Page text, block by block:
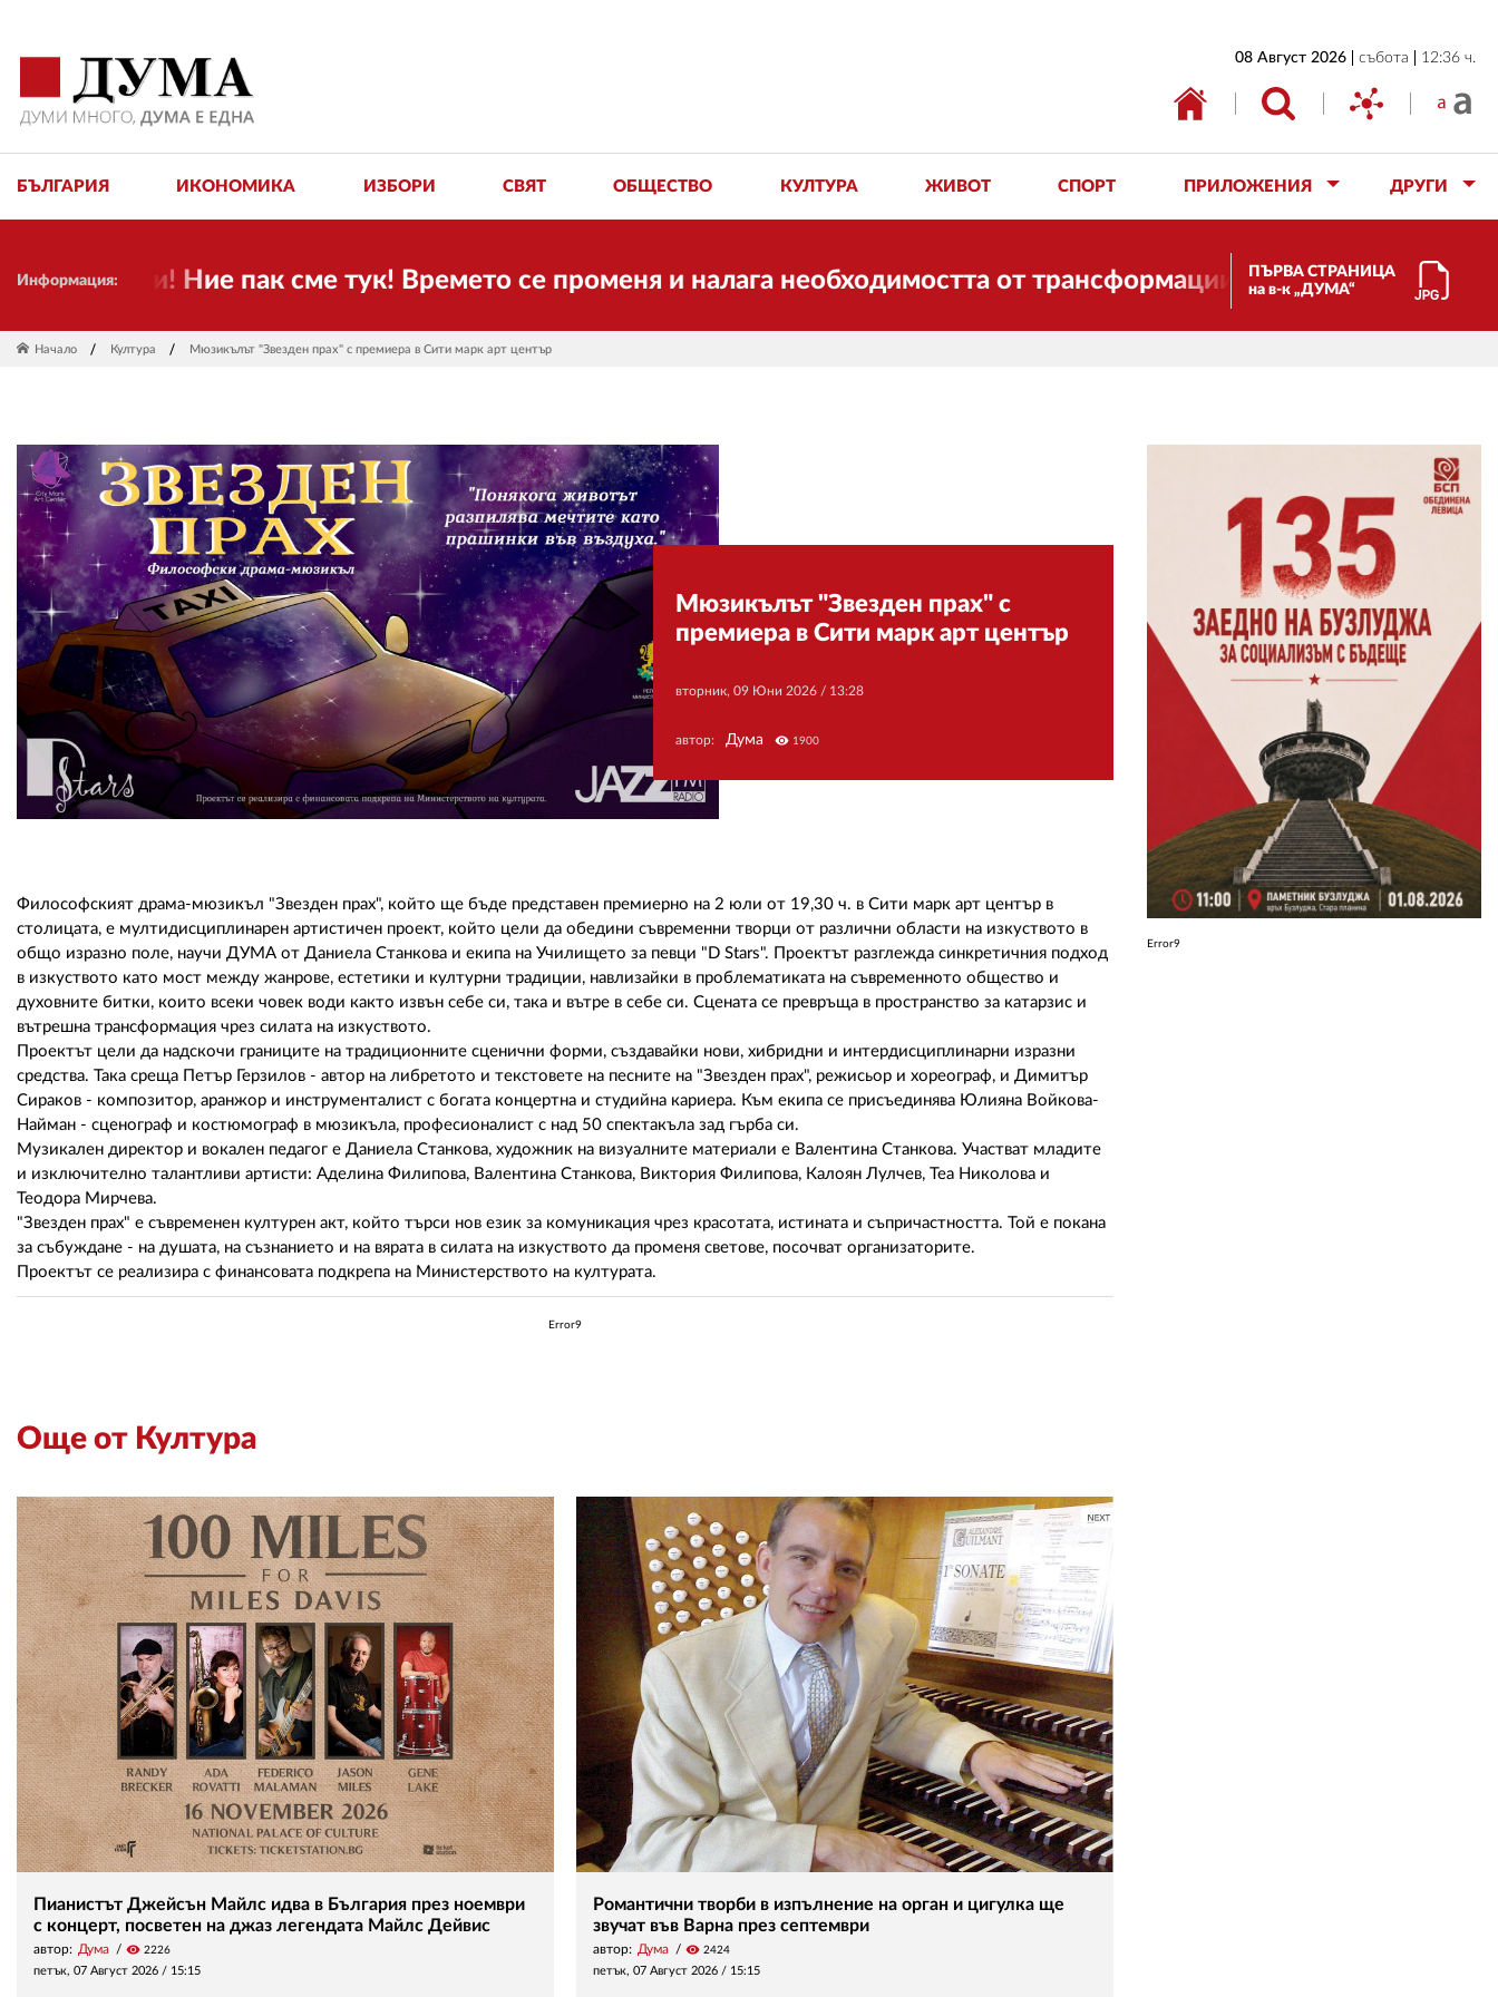
08 Август 2026 събота 12:36 ч.
БЪЛГАРИЯ ИКОНОМИКА ИЗБОРИ СВЯТ ОБЩЕСТВО КУЛТУРА ЖИВОТ СПОРТ ПРИЛОЖЕНИЯ ДРУГИ
Информация:Ние пак сме тук! Времето се променя и налага необходимостта от трансформации. И ДУМА се променя и
ПЪРВА СТРАНИЦА
на в-к „ДУМА“
Начало Култура Мюзикълът "Звезден прах" с премиера в Сити марк арт център
Мюзикълът "Звезден прах" с
премиера в Сити марк арт център
вторник, 09 Юни 2026 / 13:28
автор: Дума visibility1900
Философският драма-мюзикъл "Звезден прах", който ще бъде представен премиерно на 2 юли от 19,30 ч. в Сити марк арт център в
столицата, е мултидисциплинарен артистичен проект, който цели да обедини съвременни творци от различни области на изкуството в
общо изразно поле, научи ДУМА от Даниела Станкова и екипа на Училището за певци "D Stars". Проектът разглежда синкретичния подход
в изкуството като мост между жанрове, естетики и културни традиции, навлизайки в проблематиката на съвременното общество и
духовните битки, които всеки човек води както извън себе си, така и вътре в себе си. Сцената се превръща в пространство за катарзис и
вътрешна трансформация чрез силата на изкуството.
Проектът цели да надскочи границите на традиционните сценични форми, създавайки нови, хибридни и интердисциплинарни изразни
средства. Така среща Петър Герзилов - автор на либретото и текстовете на песните на "Звезден прах", режисьор и хореограф, и Димитър
Сираков - композитор, аранжор и инструменталист с богата концертна и студийна кариера. Към екипа се присъединява Юлияна Войкова-
Найман - сценограф и костюмограф в мюзикъла, професионалист с над 50 спектакъла зад гърба си.
Музикален директор и вокален педагог е Даниела Станкова, художник на визуалните материали е Валентина Станкова. Участват младите
и изключително талантливи артисти: Аделина Филипова, Валентина Станкова, Виктория Филипова, Калоян Лулчев, Теа Николова и
Теодора Мирчева.
"Звезден прах" е съвременен културен акт, който търси нов език за комуникация чрез красотата, истината и съпричастността. Той е покана
за събуждане - на душата, на съзнанието и на вярата в силата на изкуството да променя светове, посочват организаторите.
Проектът се реализира с финансовата подкрепа на Министерството на културата.
Error9
Още от Култура
Пианистът Джейсън Майлс идва в България през ноември
с концерт, посветен на джаз легендата Майлс Дейвис
автор: Дума visibility 2226
петък, 07 Август 2026 / 15:15
Романтични творби в изпълнение на орган и цигулка ще
звучат във Варна през септември
автор: Дума visibility 2424
петък, 07 Август 2026 / 15:15
Error9
ИКОНОМИКА
ОБЩЕСТВО
АВТОРИ
РЕДАКЦИЯ
РЕКЛАМА
АБОНАМЕНТ
УСЛОВИЯ ЗА ПОЛЗВАНЕ
ПОЛИТИКА ЗА БИСКВИТКИТЕ
ПОЛИТИКАТА ЗА